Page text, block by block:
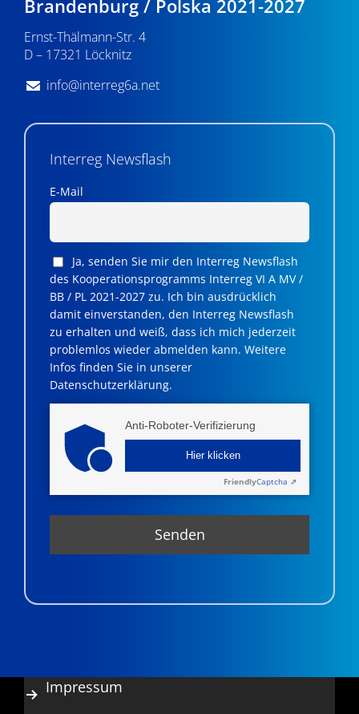
Brandenburg / Polska 2021-2027
Ernst-Thälmann-Str. 4
D – 17321 Löcknitz
info@interreg6a.net
Interreg Newsflash
E-Mail
Ja, senden Sie mir den Interreg Newsflash
des Kooperationsprogramms Interreg VI A MV /
BB / PL 2021-2027 zu. Ich bin ausdrücklich
damit einverstanden, den Interreg Newsflash
zu erhalten und weiß, dass ich mich jederzeit
problemlos wieder abmelden kann. Weitere
Infos finden Sie in unserer
Datenschutzerklärung.
Anti-Roboter-Verifizierung
Hier klicken
FriendlyCaptcha ⇗
Impressum